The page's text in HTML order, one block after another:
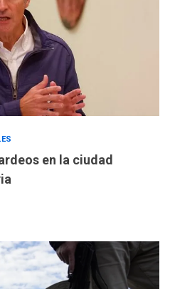
en la ciudad